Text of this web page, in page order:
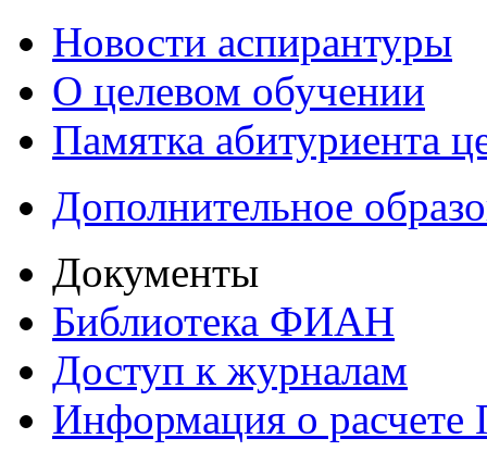
Новости аспирантуры
О целевом обучении
Памятка абитуриента
Дополнительное
Документы
Библиотека ФИАН
Доступ к журналам
Информация о